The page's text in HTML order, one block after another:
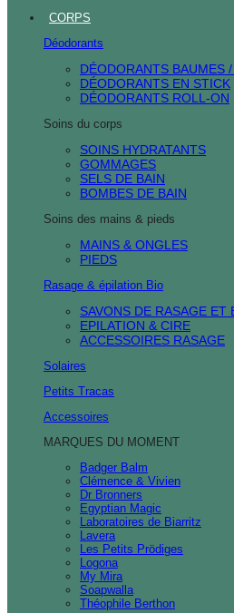
CORPS
Déodorants
DÉODORANTS BAUMES
DÉODORANTS EN STICK
DÉODORANTS ROLL-ON
Soins du corps
SOINS HYDRATANTS
GOMMAGES
SELS DE BAIN
BOMBES DE BAIN
Soins des mains & pieds
MAINS & ONGLES
PIEDS
Rasage & épilation Bio
SAVONS DE RASAGE ET
EPILATION & CIRE
ACCESSOIRES RASAGE
Solaires
Petits Tracas
Accessoires
MARQUES DU MOMENT
Badger Balm
Clémence & Vivien
Dr Bronners
Egyptian Magic
Laboratoires de Biarritz
Lavera
Les Petits Prödiges
Logona
My Mira
Soapwalla
Théophile Berthon